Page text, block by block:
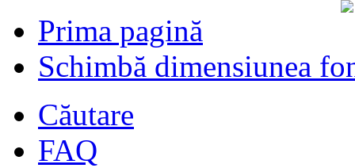
Prima pagină
Schimbă dimensiunea
Căutare
FAQ